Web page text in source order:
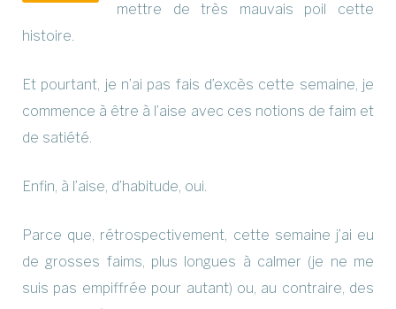
mettre de très mauvais poil cette
histoire.
Et pourtant, je n’ai pas fais d’excès cette semaine, je
commence à être à l’aise avec ces notions de faim et
de satiété.
Enfin, à l’aise, d’habitude, oui.
Parce que, rétrospectivement, cette semaine j’ai eu
de grosses faims, plus longues à calmer (je ne me
suis pas empiffrée pour autant) ou, au contraire, des